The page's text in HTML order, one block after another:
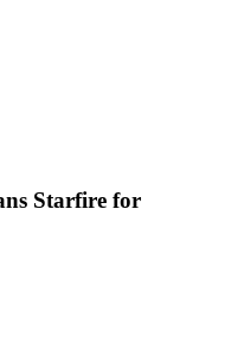
Starfire for